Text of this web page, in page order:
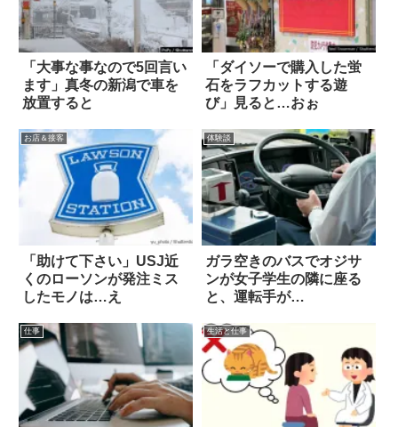
「大事な事なので5回言い
ます」真冬の新潟で車を
放置すると
「ダイソーで購入した蛍
石をラフカットする遊
び」見ると…おぉ
お店＆接客
「助けて下さい」USJ近
くのローソンが発注ミス
したモノは…え
体験談
ガラ空きのバスでオジサ
ンが女子学生の隣に座る
と、運転手が…
仕事 生活と仕事